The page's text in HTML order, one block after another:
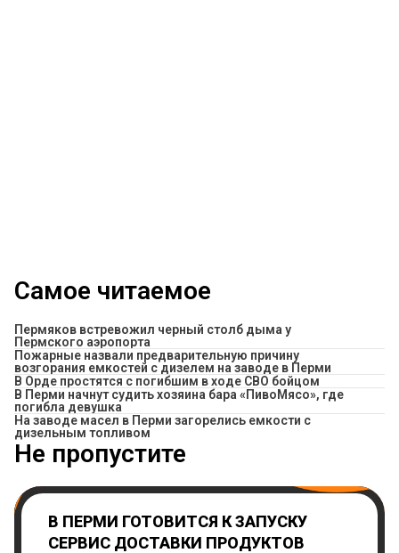
Самое читаемое
Пермяков встревожил черный столб дыма у
Пермского аэропорта
Пожарные назвали предварительную причину
возгорания емкостей с дизелем на заводе в Перми
В Орде простятся с погибшим в ходе СВО бойцом
​В Перми начнут судить хозяина бара «ПивоМясо», где
погибла девушка
На заводе масел в Перми загорелись емкости с
дизельным топливом
Не пропустите
В ПЕРМИ ГОТОВИТСЯ К ЗАПУСКУ
СЕРВИС ДОСТАВКИ ПРОДУКТОВ